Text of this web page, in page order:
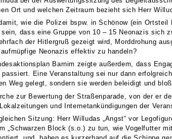
Ort und welchen Zeitraum bezieht sich Herr
wie die Polizei bspw. in Schönow (ein
dass eine Gruppe von 10 – 15 Neonazis sich
der Hitlergruß gezeigt wird, Morddrohung
Neonazis effektiv zu handeln?
Barnim zeigte außerdem, dass
Eine Veranstaltung sei nur dann
Weg gelegt, sondern sie werden beleidigt und
zur Bewertung der Straßenparade, von der er
und Internetankündigungen der
Sitzung: Herr Willudas „Angst“ vor
„Schwarzen Block (s.o.) zu tun, wie Vogelfutter